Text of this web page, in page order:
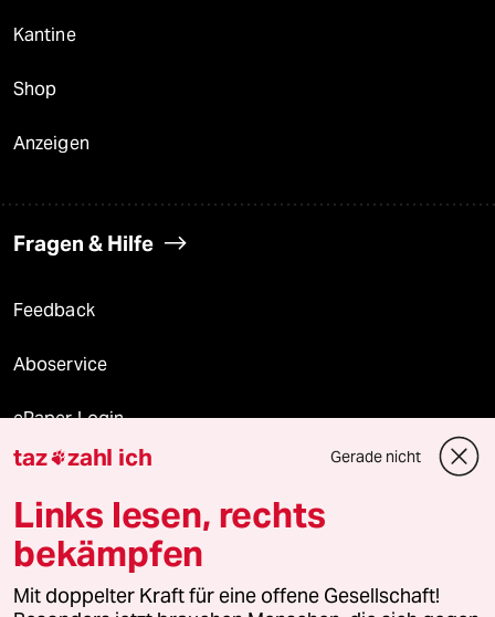
Kantine
Shop
Anzeigen
Fragen & Hilfe
Feedback
Aboservice
ePaper Login
Downloads für Abonnierende
© 2026 taz Verlags und Vertriebs GmbH
Alle Rechte vorbehalten. Bei rechtlichen Fragen oder für Genehmigungen
wenden Sie sich bitte an
lizenzen@taz.de
taz zahl ich Gerade nicht
Links lesen, rechts
bekämpfen
Mit doppelter Kraft für eine offene Gesellschaft!